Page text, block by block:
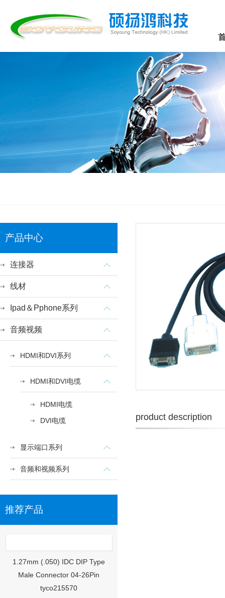
产品中心
连接器
线材
Ipad＆Pphone系列
音频视频
HDMI和DVI系列
HDMI和DVI电缆
HDMI电缆
DVI电缆
显示端口系列
音频和视频系列
推荐产品
Male Connector 04-26Pin
product description